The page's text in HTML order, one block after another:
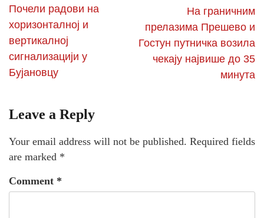
Почели радови на
хоризонталној и
вертикалној
сигнализацији у
Бујановцу
На граничним
прелазима Прешево и
Гостун путничка возила
чекају највише до 35
минута
Leave a Reply
Your email address will not be published. Required fields
are marked *
Comment *